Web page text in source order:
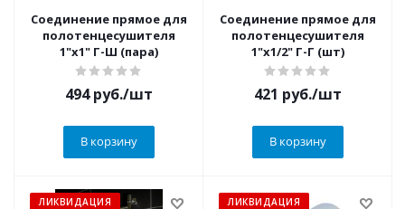
Соединение прямое для
полотенцесушителя
1"х1" Г-Ш (пара)
494руб./шт
В корзину
Соединение прямое для
полотенцесушителя
1"х1/2" Г-Г (шт)
421 руб./шт
В корзину
ЛИКВИДАЦИЯ ЛИКВИДАЦИЯ